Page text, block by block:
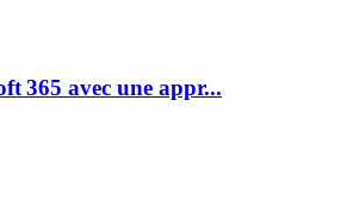
365 avec une appr...